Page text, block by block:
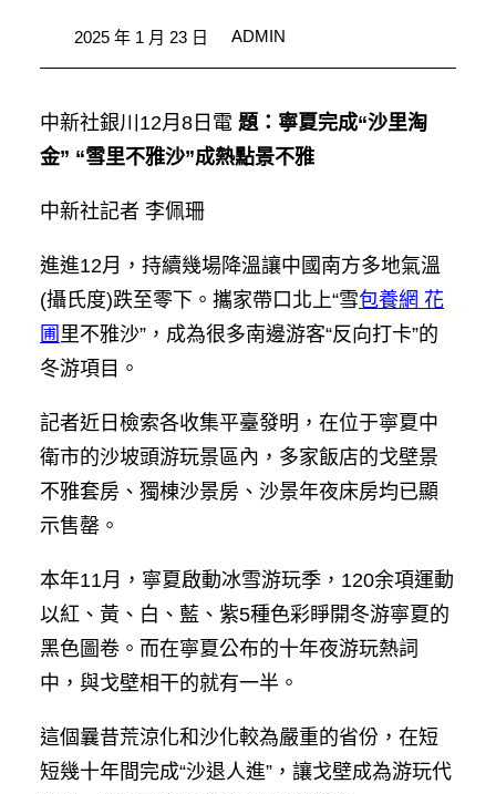
2025 年 1 月 23 日 ADMIN
中新社銀川12月8日電 題：寧夏完成“沙里淘
金” “雪里不雅沙”成熱點景不雅
中新社記者 李佩珊
進進12月，持續幾場降溫讓中國南方多地氣溫
(攝氏度)跌至零下。攜家帶口北上“雪包養網 花
圃 里不雅沙”，成為很多南邊游客“反向打卡”的
冬游項目。
記者近日檢索各收集平臺發明，在位于寧夏中
衛市的沙坡頭游玩景區內，多家飯店的戈壁景
不雅套房、獨棟沙景房、沙景年夜床房均已顯
示售罄。
本年11月，寧夏啟動冰雪游玩季，120余項運動
以紅、黃、白、藍、紫5種色彩睜開冬游寧夏的
黑色圖卷。而在寧夏公布的十年夜游玩熱詞
中，與戈壁相干的就有一半。
這個曩昔荒涼化和沙化較為嚴重的省份，在短
短幾十年間完成“沙退人進”，讓戈壁成為游玩代